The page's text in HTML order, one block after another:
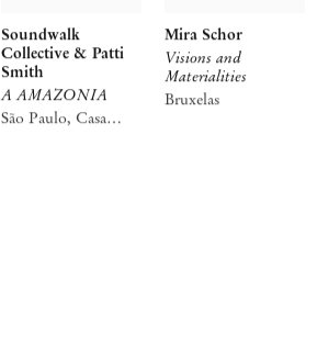
A AMAZONIA
Soundwalk
Collective & Patti
Smith
São Paulo, Casa
Visions and
Materialities
Mira Schor
Bruxelas